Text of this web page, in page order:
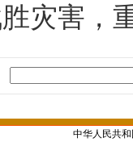
灾害，
中华人民共